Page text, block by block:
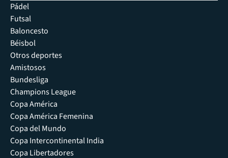
Pádel
Futsal
Baloncesto
Béisbol
Otros deportes
Amistosos
Bundesliga
Champions League
Copa América
Copa América Femenina
Copa del Mundo
Copa Intercontinental India
Copa Libertadores